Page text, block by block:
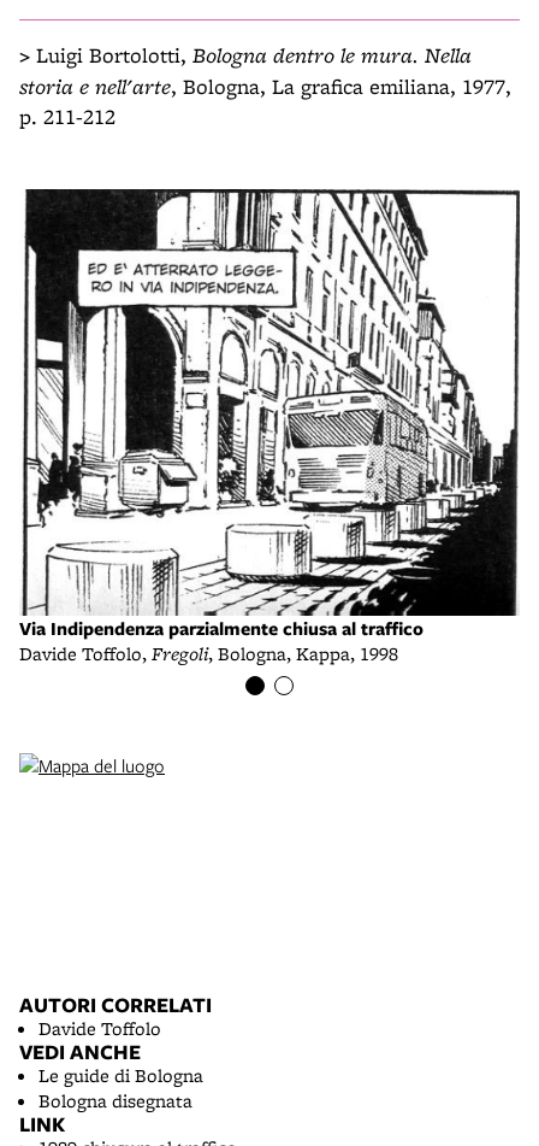
> Luigi Bortolotti, Bologna dentro le mura. Nella
storia e nell'arte, Bologna, La grafica emiliana, 1977,
p. 211-212
Via Indipendenza parzialmente chiusa al traffico
Davide Toffolo,Fregoli, Bologna, Kappa, 1998
AUTORI CORRELATI
Davide Toffolo
VEDI ANCHE
Le guide di Bologna
Bologna disegnata
LINK